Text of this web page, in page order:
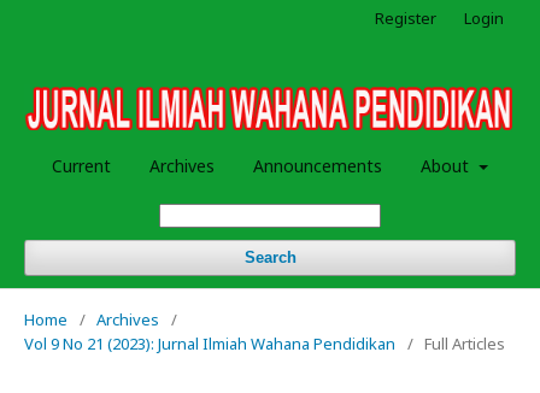
Current Archives Announcements About
Search
Register Login
Home / Archives
/
Vol 9 No 21 (2023): Jurnal Ilmiah Wahana Pendidikan
/ Full Articles